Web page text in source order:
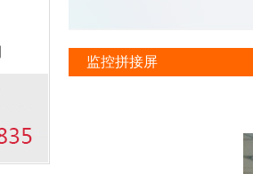
监控拼接屏